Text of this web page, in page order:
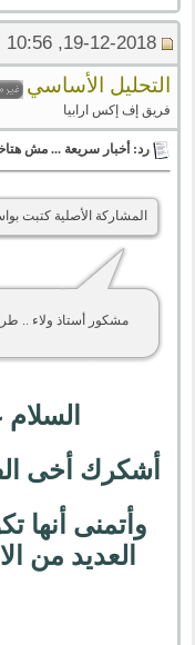
19-12-2018, 10:56 AM
التحليل الأساسي
فريق إف إكس ارابيا
رد: أخبار سريعة ... مش
المشاركة الأصلية كتبت
مشكور أستاذ ولاء ..
أشكرك أخى
وأتمنى أنها
العديد من